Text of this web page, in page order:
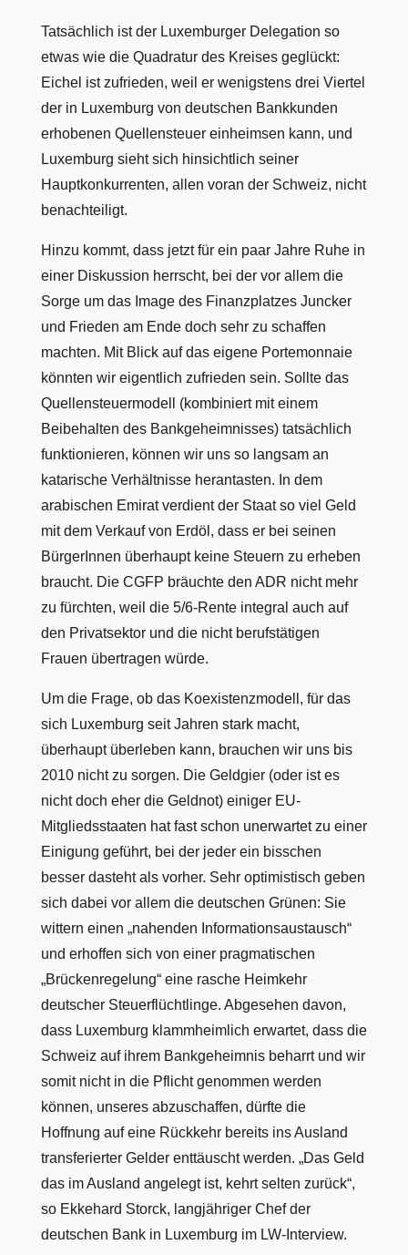
Tatsächlich ist der Luxemburger Delegation so
etwas wie die Quadratur des Kreises geglückt:
Eichel ist zufrieden, weil er wenigstens drei Viertel
der in Luxemburg von deutschen Bankkunden
erhobenen Quellensteuer einheimsen kann, und
Luxemburg sieht sich hinsichtlich seiner
Hauptkonkurrenten, allen voran der Schweiz, nicht
benachteiligt.
Hinzu kommt, dass jetzt für ein paar Jahre Ruhe in
einer Diskussion herrscht, bei der vor allem die
Sorge um das Image des Finanzplatzes Juncker
und Frieden am Ende doch sehr zu schaffen
machten. Mit Blick auf das eigene Portemonnaie
könnten wir eigentlich zufrieden sein. Sollte das
Quellensteuermodell (kombiniert mit einem
Beibehalten des Bankgeheimnisses) tatsächlich
funktionieren, können wir uns so langsam an
katarische Verhältnisse herantasten. In dem
arabischen Emirat verdient der Staat so viel Geld
mit dem Verkauf von Erdöl, dass er bei seinen
BürgerInnen überhaupt keine Steuern zu erheben
braucht. Die CGFP bräuchte den ADR nicht mehr
zu fürchten, weil die 5/6-Rente integral auch auf
den Privatsektor und die nicht berufstätigen
Frauen übertragen würde.
Um die Frage, ob das Koexistenzmodell, für das
sich Luxemburg seit Jahren stark macht,
überhaupt überleben kann, brauchen wir uns bis
2010 nicht zu sorgen. Die Geldgier (oder ist es
nicht doch eher die Geldnot) einiger EU-
Mitgliedsstaaten hat fast schon unerwartet zu einer
Einigung geführt, bei der jeder ein bisschen
besser dasteht als vorher. Sehr optimistisch geben
sich dabei vor allem die deutschen Grünen: Sie
wittern einen „nahenden Informationsaustausch“
und erhoffen sich von einer pragmatischen
„Brückenregelung“ eine rasche Heimkehr
deutscher Steuerflüchtlinge. Abgesehen davon,
dass Luxemburg klammheimlich erwartet, dass die
Schweiz auf ihrem Bankgeheimnis beharrt und wir
somit nicht in die Pflicht genommen werden
können, unseres abzuschaffen, dürfte die
Hoffnung auf eine Rückkehr bereits ins Ausland
transferierter Gelder enttäuscht werden. „Das Geld
das im Ausland angelegt ist, kehrt selten zurück“,
so Ekkehard Storck, langjähriger Chef der
deutschen Bank in Luxemburg im LW-Interview.